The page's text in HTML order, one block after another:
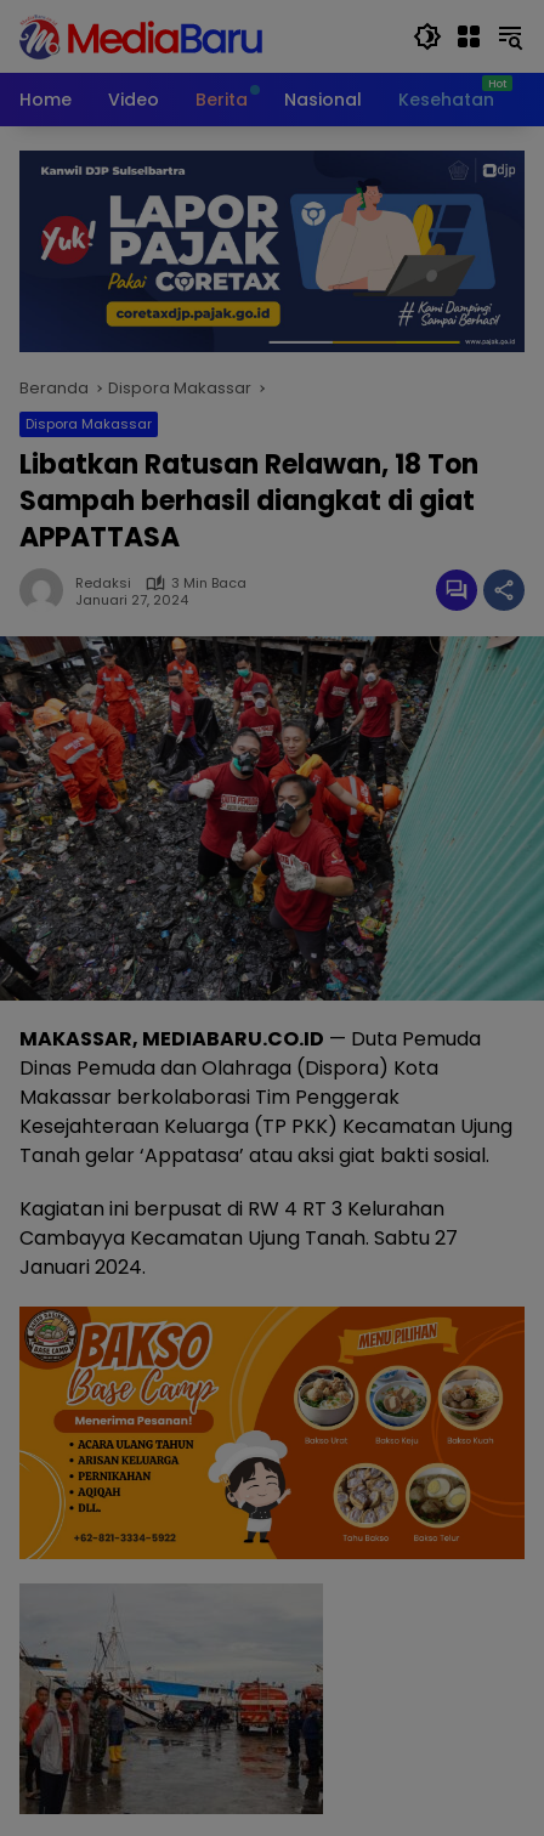
Langsung
konten
Home
Video Berita Nasional Kesehatan
Beranda Dispora Makassar
Dispora Makassar
Libatkan Ratusan Relawan, 18 Ton
Sampah berhasil diangkat di giat
APPATTASA
Redaksi
3 Min Baca
Januari 27, 2024
MAKASSAR, MEDIABARU.CO.ID — Duta Pemuda
Dinas Pemuda dan Olahraga (Dispora) Kota
Makassar berkolaborasi Tim Penggerak
Kesejahteraan Keluarga (TP PKK) Kecamatan Ujung
Tanah gelar ‘Appatasa’ atau aksi giat bakti sosial.
Kagiatan ini berpusat di RW 4 RT 3 Kelurahan
Cambayya Kecamatan Ujung Tanah. Sabtu 27
Januari 2024.